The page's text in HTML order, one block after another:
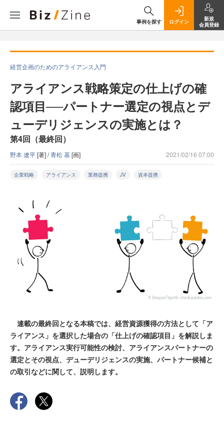
事例を探す ログイン
新規
会員登録
経営企画のためのアライアンス入門
アライアンス戦略策定の仕上げの確
認項目──パートナー選定の視点とデ
ューデリジェンスの実施とは？
第4回（最終回）
野本 遼平[著] /青松 基[画] 2021/02/16 07:00
企業戦略 アライアンス 業務提携 JV 資本提携
連載の最終回となる本稿では、経営資源獲得の方法として「ア
ライアンス」を選択した場合の「仕上げの確認項目」を解説しま
す。アライアンス実行可能性の検討、アライアンスパートナーの
選定とその視点、デューデリジェンスの実施、パートナー候補と
の取引などに関して、説明します。